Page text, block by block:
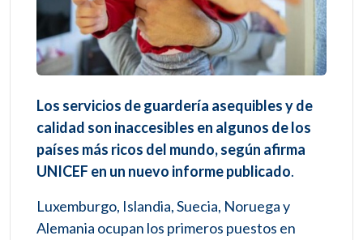
Los servicios de guardería asequibles y de
calidad son inaccesibles en algunos de los
países más ricos del mundo, según afirma
UNICEF en un nuevo informe publicado.
Luxemburgo, Islandia, Suecia, Noruega y
Alemania ocupan los primeros puestos en